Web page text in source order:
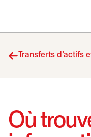
Transferts d’actifs
Où